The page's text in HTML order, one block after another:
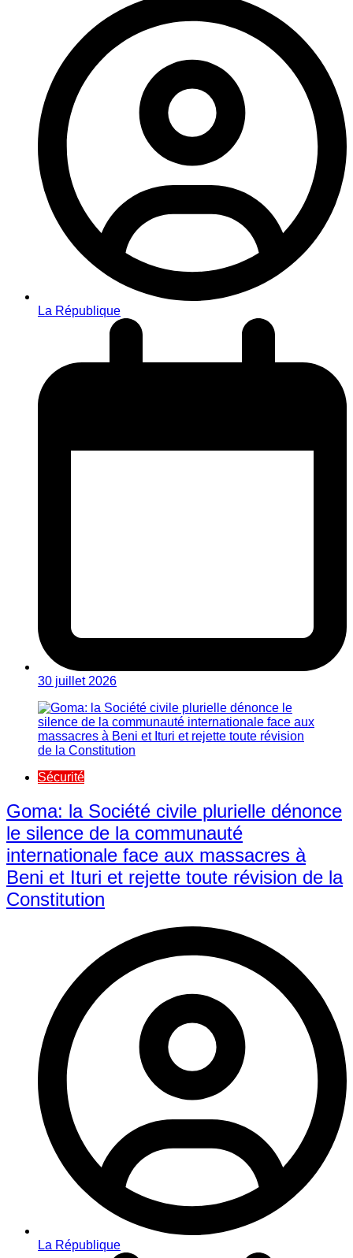
La République
30 juillet 2026
Sécurité
Goma: la Société civile plurielle dénonce
le silence de la communauté
internationale face aux massacres à
Beni et Ituri et rejette toute révision de la
Constitution
La République